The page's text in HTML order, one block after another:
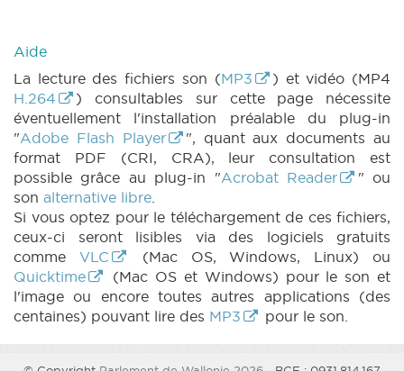
Aide
La lecture des fichiers son (MP3
) et vidéo (MP4
H.264
) consultables sur cette page nécessite
éventuellement l'installation préalable du plug-in
"Adobe Flash Player
", quant aux documents au
format PDF (CRI, CRA), leur consultation est
possible grâce au plug-in "Acrobat Reader
" ou
son alternative libre.
Si vous optez pour le téléchargement de ces fichiers,
ceux-ci seront lisibles via des logiciels gratuits
comme VLC
(Mac OS, Windows, Linux) ou
Quicktime
(Mac OS et Windows) pour le son et
l'image ou encore toutes autres applications (des
centaines) pouvant lire des MP3 pour le son.